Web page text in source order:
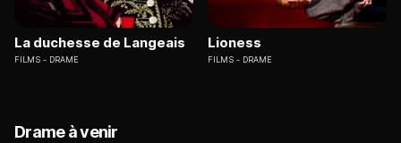
La duchesse de Langeais
FILMS DRAME
Lioness
FILMS DRAME
Drame à venir